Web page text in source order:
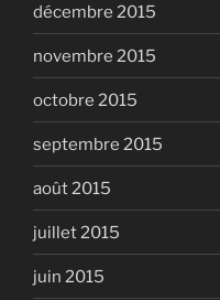
décembre 2015
novembre 2015
octobre 2015
septembre 2015
août 2015
juillet 2015
juin 2015